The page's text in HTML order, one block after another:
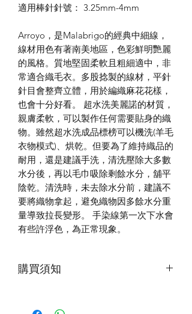
適用棒針針號： 3.25mm-4mm
Arroyo，是Malabrigo的經典中細線，
線材用色有著南美地區，色彩鮮明艷麗
的風格。質地堅固柔軟且粗細適中，非
常適合織毛衣。多股捻製的線材，平針
針目會整齊立體，用於編織麻花花樣，
也會十分好看。 超水洗美麗諾的材質，
親膚柔軟，可以製作任何需要貼身的織
物。雖然超水洗成品標榜可以機洗(羊毛
衣物模式)、烘乾。但要為了維持織品的
耐用，還是建議手洗，清洗壓除大多數
水分後，再以毛巾吸除剩餘水分，舖平
陰乾。清洗時，未去除水分前，建議不
要將織物拿起，避免織物因多餘水分重
量導致拉長變形。 手染線第一次下水會
有些許浮色，為正常現象。
購買須知
中會有浮色，為正常現象。清洗時使用